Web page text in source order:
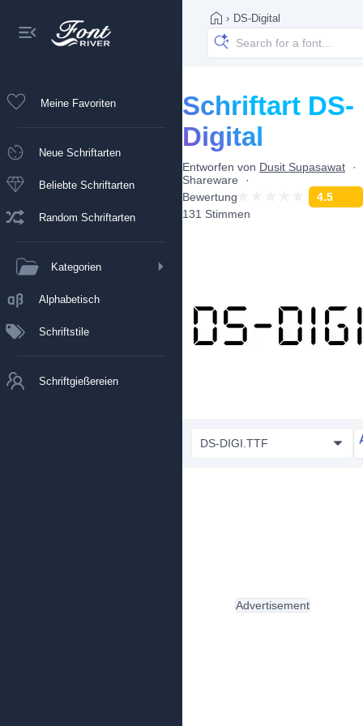
Meine Favoriten
Neue Schriftarten
Beliebte Schriftarten
Random Schriftarten
Kategorien
Alphabetisch
Schriftstile
Schriftgießereien
› DS-Digital
Schriftart DS-
Digital
Entworfen von Dusit Supasawat
Shareware
Bewertung
4.5
131 Stimmen
DS-DIGI.TTF
Advertisement